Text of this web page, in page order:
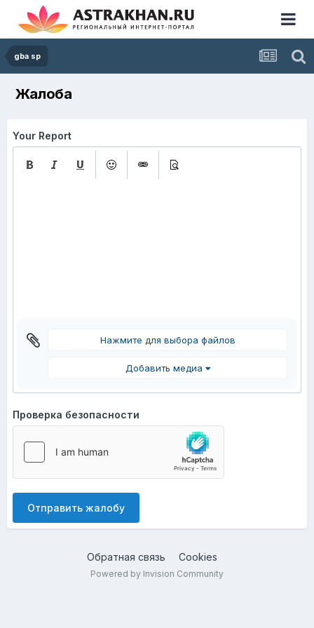
gba sp
Жалоба
Your Report
Нажмите для выбора файлов
Добавить медиа
Проверка безопасности
Отправить жалобу
Обратная связь Cookies
Powered by Invision Community